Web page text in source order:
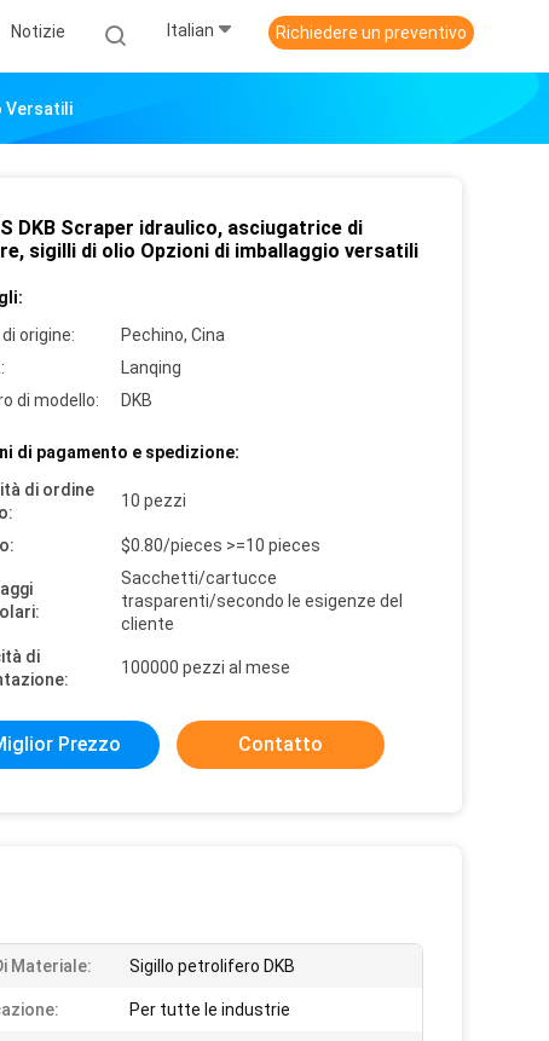
Notizie Italian Richiedere un preventivo
Versatili
DKB Scraper idraulico, asciugatrice di
sigilli di olio Opzioni di imballaggio versatili
origine:
Pechino, Cina
Lanqing
di modello:
DKB
di pagamento e spedizione:
di ordine
10 pezzi
$0.80/pieces >=10 pieces
Sacchetti/cartucce
trasparenti/secondo le esigenze del
cliente
di
100000 pezzi al mese
Prezzo Contatto
Materiale: Sigillo petrolifero DKB
Per tutte le industrie